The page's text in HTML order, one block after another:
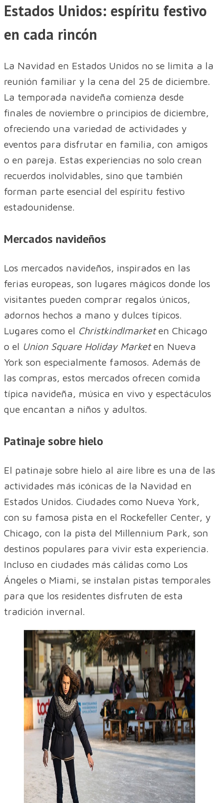
Estados Unidos: espíritu festivo
en cada rincón
La Navidad en Estados Unidos no se limita a la
reunión familiar y la cena del 25 de diciembre.
La temporada navideña comienza desde
finales de noviembre o principios de diciembre,
ofreciendo una variedad de actividades y
eventos para disfrutar en familia, con amigos
o en pareja. Estas experiencias no solo crean
recuerdos inolvidables, sino que también
forman parte esencial del espíritu festivo
estadounidense.
Mercados navideños
Los mercados navideños, inspirados en las
ferias europeas, son lugares mágicos donde los
visitantes pueden comprar regalos únicos,
adornos hechos a mano y dulces típicos.
Lugares como el Christkindlmarketen Chicago
o el Union Square Holiday Marketen Nueva
York son especialmente famosos. Además de
las compras, estos mercados ofrecen comida
típica navideña, música en vivo y espectáculos
que encantan a niños y adultos.
Patinaje sobre hielo
El patinaje sobre hielo al aire libre es una de las
actividades más icónicas de la Navidad en
Estados Unidos. Ciudades como Nueva York,
con su famosa pista en el Rockefeller Center, y
Chicago, con la pista del Millennium Park, son
destinos populares para vivir esta experiencia.
Incluso en ciudades más cálidas como Los
Ángeles o Miami, se instalan pistas temporales
para que los residentes disfruten de esta
tradición invernal.